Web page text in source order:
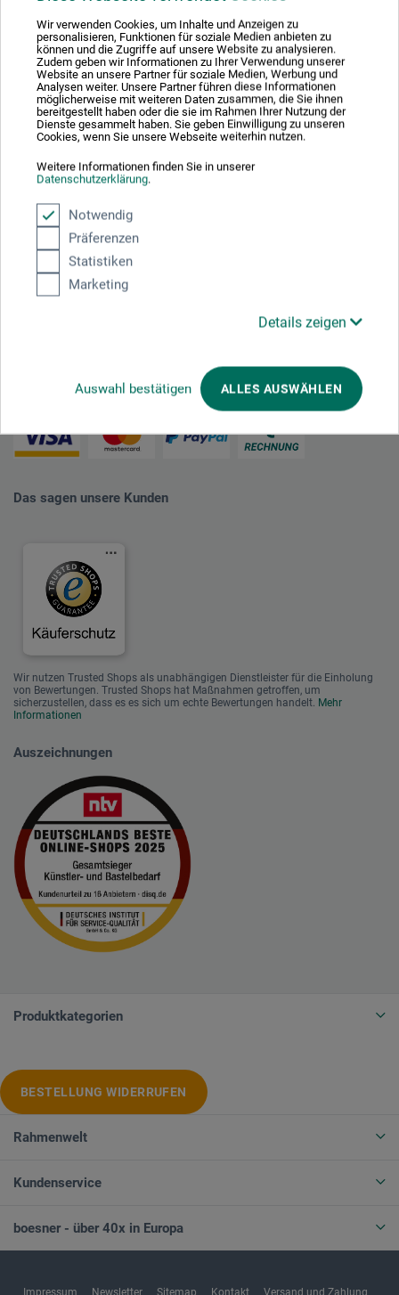
Wir verwenden Cookies, um Inhalte und Anzeigen zu
personalisieren, Funktionen für soziale Medien anbieten zu
können und die Zugriffe auf unsere Website zu analysieren.
Zudem geben wir Informationen zu Ihrer Verwendung unserer
Website an unsere Partner für soziale Medien, Werbung und
Analysen weiter. Unsere Partner führen diese Informationen
möglicherweise mit weiteren Daten zusammen, die Sie ihnen
bereitgestellt haben oder die sie im Rahmen Ihrer Nutzung der
Dienste gesammelt haben. Sie geben Einwilligung zu unseren
Cookies, wenn Sie unsere Webseite weiterhin nutzen.
Weitere Informationen finden Sie in unserer
Datenschutzerklärung.
Notwendig
Präferenzen
Statistiken
Marketing
Details zeigen
Auswahl bestätigen ALLES AUSWÄHLEN
Ausgezeichnet sicher
Nachhaltig einkaufen
Mit diesem Logo möchten wir zeigen, dass wir Kunde bei Der Grüne Punkt –
für Deutschland am dualen System Der Grüne Punkt beteiligen.
Zahlungsarten im Onlineshop
Das sagen unsere Kunden
Wir nutzen Trusted Shops als unabhängigen Dienstleister für die Einholung
von Bewertungen. Trusted Shops hat Maßnahmen getroffen, um
sicherzustellen, dass es es sich um echte Bewertungen handelt. Mehr
Informationen
Auszeichnungen
Produktkategorien
BESTELLUNG WIDERRUFEN
Rahmenwelt
Kundenservice
boesner - über 40x in Europa
Impressum Newsletter Sitemap Kontakt Versand und Zahlung